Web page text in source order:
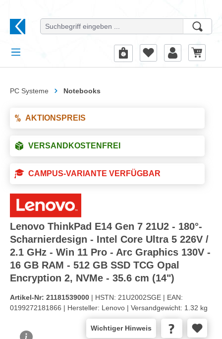
PC Systeme Notebooks
AKTIONSPREIS
VERSANDKOSTENFREI
CAMPUS-VARIANTE VERFÜGBAR
Lenovo ThinkPad E14 Gen 7 21U2 - 180°-
Scharnierdesign - Intel Core Ultra 5 226V /
2.1 GHz - Win 11 Pro - Arc Graphics 130V -
16 GB RAM - 512 GB SSD TCG Opal
Encryption 2, NVMe - 35.6 cm (14")
Artikel-Nr: 21181539000 | HSTN: 21U2002SGE | EAN:
0199272181866 | Hersteller: Lenovo | Versandgewicht: 1.32 kg
Wichtiger Hinweis